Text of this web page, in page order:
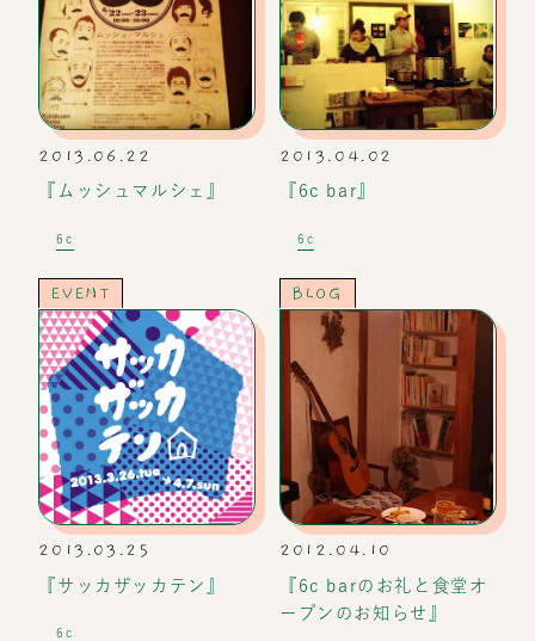
2013.06.22
『ムッシュマルシェ』
6c
2013.04.02
『6c bar』
6c
EVENT
2013.03.25
『サッカザッカテン』
6c
BLOG
2012.04.10
『6c barのお礼と食堂オ
ープンのお知らせ』